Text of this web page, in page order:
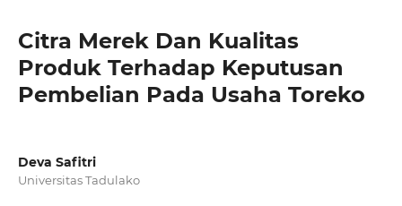
Citra Merek Dan Kualitas
Produk Terhadap Keputusan
Pembelian Pada Usaha Toreko
Deva Safitri
Universitas Tadulako